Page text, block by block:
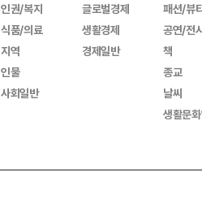
인권/복지
식품/의료
지역
인물
사회일반
글로벌경제
생활경제
경제일반
패션/뷰
공연/전
책
종교
날씨
생활문